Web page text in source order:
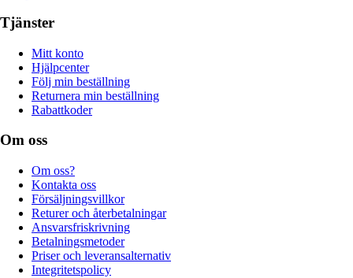
Tjänster
Mitt konto
Hjälpcenter
Följ min beställning
Returnera min beställning
Rabattkoder
Om oss
Om oss?
Kontakta oss
Försäljningsvillkor
Returer och återbetalningar
Ansvarsfriskrivning
Betalningsmetoder
Priser och leveransalternativ
Integritetspolicy